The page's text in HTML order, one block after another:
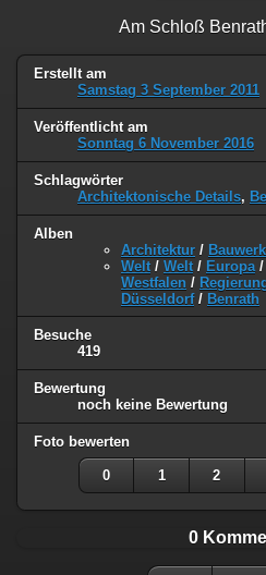
Am Schloß
Erstellt am
Samstag 3 September 2011
Veröffentlicht am
Sonntag 6 November 2016
Schlagwörter
Architektonische Details,
Alben
Architektur /
Welt / Welt / Europa /
Westfalen /
Düsseldorf/ Benrath
Besuche
419
Bewertung
noch keine Bewertung
Foto bewerten
0 1 2
0